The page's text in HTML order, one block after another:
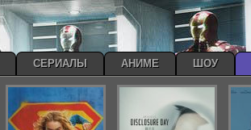
СЕРИАЛЫ АНИМЕ ШОУ